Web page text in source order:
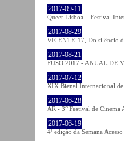
2017-09-11
Queer Lisboa – Festival
2017-08-29
VICENTE´17, Do silêncio
2017-08-21
FUSO 2017 - ANUAL DE
2017-07-12
XIX Bienal Internacional
2017-06-28
AR - 3° Festival de
2017-06-19
4ª edição da Semana